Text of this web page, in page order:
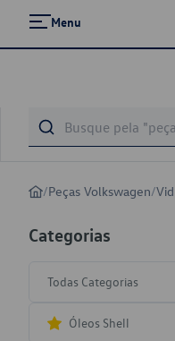
Menu
/Peças Volkswagen/
Categorias
Todas Categorias
Óleos Shell